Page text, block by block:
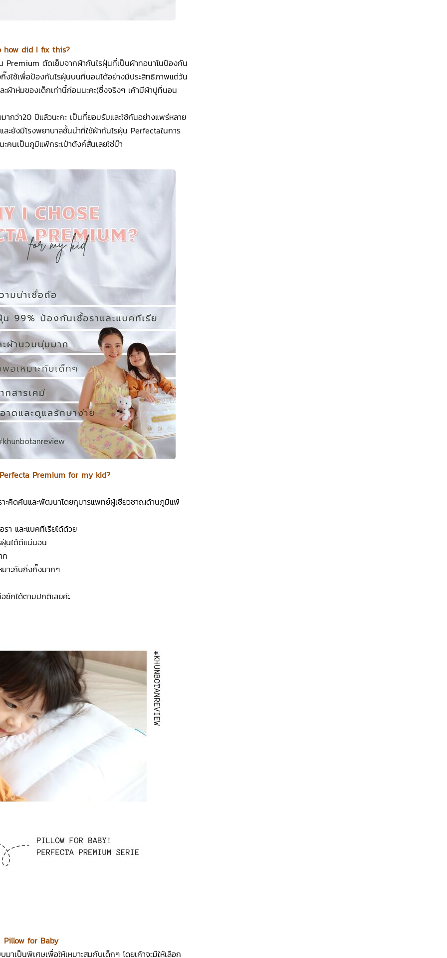
how did I fix this?
Premium ตัดเย็บจากผ้ากันไรฝุ่นที่เป็นผ้าทอนาโนป้องกัน
งใช้เพื่อป้องกันไรฝุ่นบนที่นอนได้อย่างมีประสิทธิภาพแต่วัน
ะผ้าห่มของเด็กเท่านี้ก่อนนะคะ(ซึ่งจริงๆ เค้ามีผ้าปูที่นอน
ากว่า20 ปีแล้วนะคะ เป็นที่ยอมรับและใช้กันอย่างแพร่หลาย
ะยังมีโรงพยาบาลชั้นนำที่ใช้ผ้ากันไรฝุ่น Perfectaในการ
นเป็นภูมิแพ้กระเป๋าตังค์สั่นเลยใช่ม๊า
Premium for my kid?
ะคิดค้นและพัฒนาโดยกุมารแพทย์ผู้เชียวชาญด้านภูมิแพ้
า และแบคทีเรียได้ด้วย
นได้ดีแน่นอน
ก
าะกับกิ่งกิ๊งมากๆ
ซักได้ตามปกติเลยค่ะ
Pillow for Baby
เป็นพิเศษเพื่อให้เหมาะสมกับเด็กๆ โดยเค้าจะมีให้เลือก